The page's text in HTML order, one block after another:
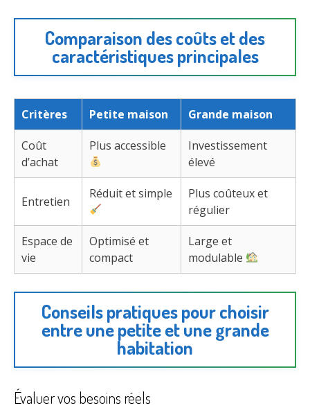
Comparaison des coûts et des
caractéristiques principales
Critères Petite maison Grande maison
Coût
d’achat
Plus accessible
Investissement
élevé
Entretien
Réduit et simple
Plus coûteux et
régulier
Espace de
vie
Optimisé et
compact
Large et
modulable
Conseils pratiques pour choisir
entre une petite et une grande
habitation
Évaluer vos besoins réels